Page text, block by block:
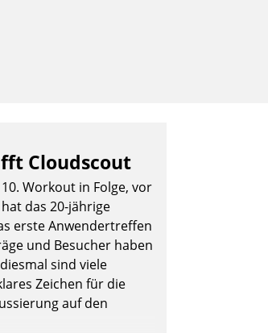
Cloudscout
Workout in Folge, vor
das 20-jährige
erste Anwendertreffen
und Besucher haben
sind viele
Zeichen für die
auf den